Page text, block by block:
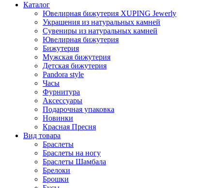
Каталог
Ювелирная бижутерия XUPING Jewerly
Украшения из натуральных камней
Сувениры из натуральных камней
Ювелирная бижутерия
Бижутерия
Мужская бижутерия
Детская бижутерия
Pandora style
Часы
Фурнитура
Аксеcсуары
Подарочная упаковка
Новинки
Красная Пресня
Вид товара
Браслеты
Браслеты на ногу
Браслеты Шамбала
Брелоки
Брошки